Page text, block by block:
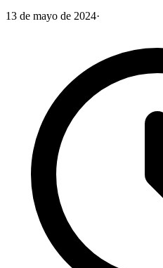
13 de mayo de 2024·